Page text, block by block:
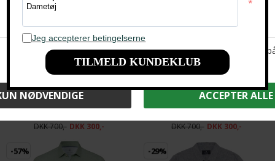
DKK 700,- DKK 300,-
DKK 700,- DKK 300,-
-57% -29%